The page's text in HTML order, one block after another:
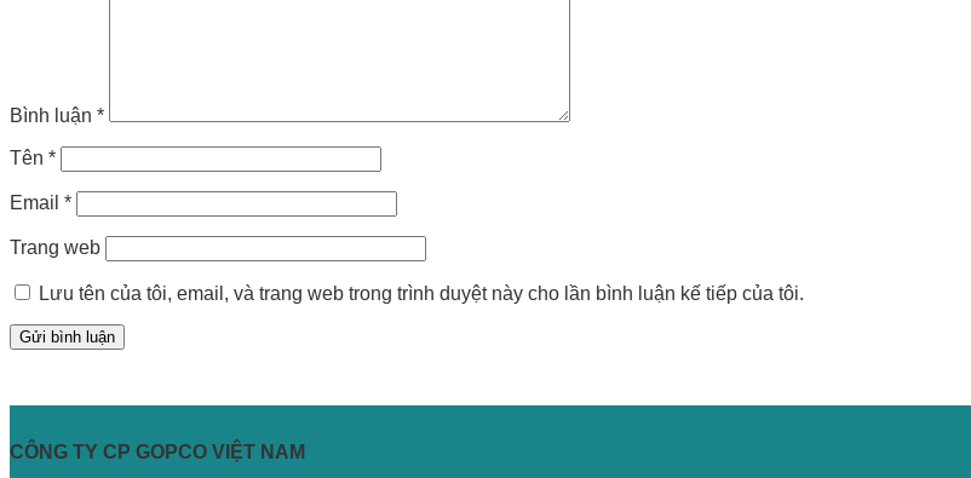
Bình luận *
Tên *
Email *
Trang web
Lưu tên của tôi, email, và trang web trong trình duyệt này cho lần bình luận kế tiếp của tôi.
CÔNG TY CP GOPCO VIỆT NAM